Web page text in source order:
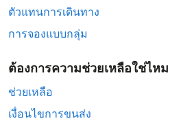
ตัวแทนการเดินทาง
การจองแบบกลุ่ม
ต้องการความช่วยเหลือใช่ไหม
ช่วยเหลือ
เงื่อนไขการขนส่ง